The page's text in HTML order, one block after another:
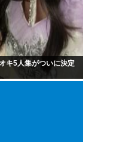
キ5人集がついに決定